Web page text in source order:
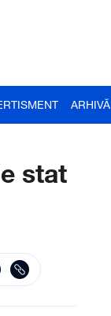
ARHIVĂ
stat